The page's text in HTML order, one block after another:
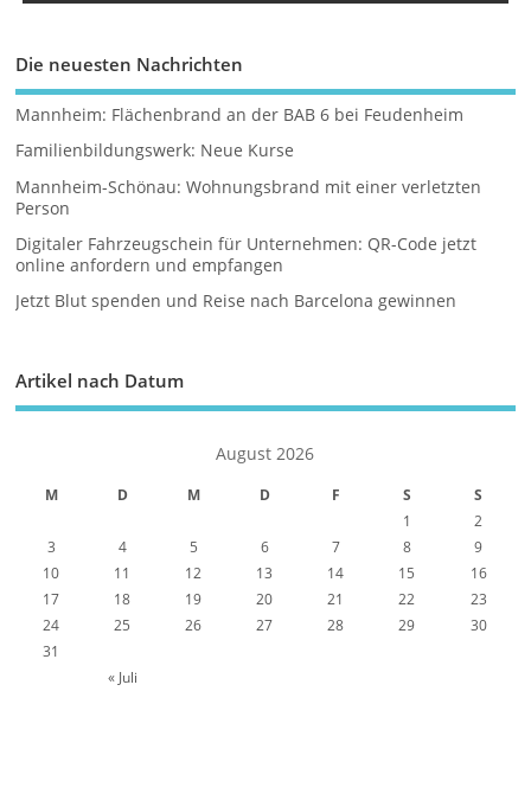
Die neuesten Nachrichten
Mannheim: Flächenbrand an der BAB 6 bei Feudenheim
Familienbildungswerk: Neue Kurse
Mannheim-Schönau: Wohnungsbrand mit einer verletzten
Person
Digitaler Fahrzeugschein für Unternehmen: QR-Code jetzt
online anfordern und empfangen
Jetzt Blut spenden und Reise nach Barcelona gewinnen
Artikel nach Datum
August 2026
M D M D F S S
« Juli
1
2
3
4 5 6 7 8
9
10
11 12 13 14 15
16
17
18 19 20 21 22
23
24
25 26 27 28 29
30
31